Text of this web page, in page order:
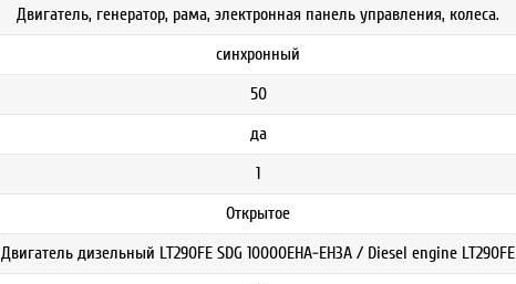
Двигатель, генератор, рама, электронная панель управления, колеса.
синхронный
50
да
1
Открытое
Двигатель дизельный LT290FE SDG 10000EHA-EH3A / Diesel engine LT290FE